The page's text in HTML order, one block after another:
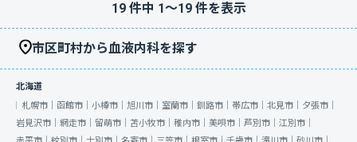
19件中 1〜19件を表示
市区町村から血液内科を探す
北海道
札幌市｜ 函館市｜ 小樽市｜ 旭川市｜ 室蘭市｜ 釧路市｜ 帯広市｜ 北見市｜ 夕張市｜
岩見沢市｜ 網走市｜ 留萌市｜ 苫小牧市｜ 稚内市｜ 美唄市｜ 芦別市｜ 江別市｜